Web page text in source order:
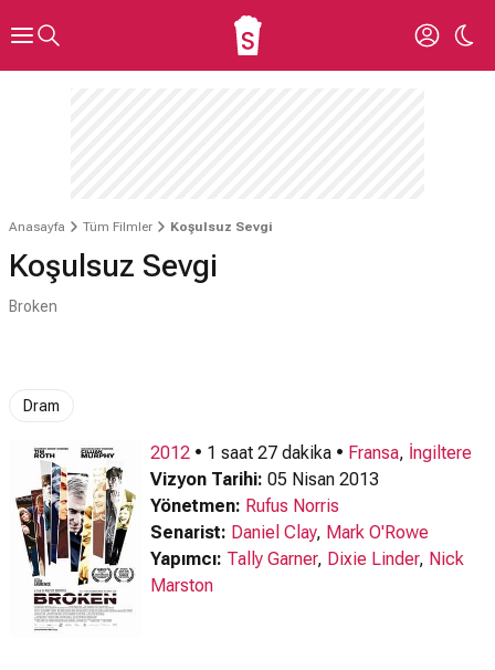
Anasayfa Tüm Filmler Koşulsuz Sevgi
Koşulsuz Sevgi
Broken
Dram
2012 • 1 saat 27 dakika • Fransa, İngiltere
Vizyon Tarihi: 05 Nisan 2013
Yönetmen: Rufus Norris
Senarist: Daniel Clay, Mark O'Rowe
Yapımcı: Tally Garner, Dixie Linder, Nick
Marston